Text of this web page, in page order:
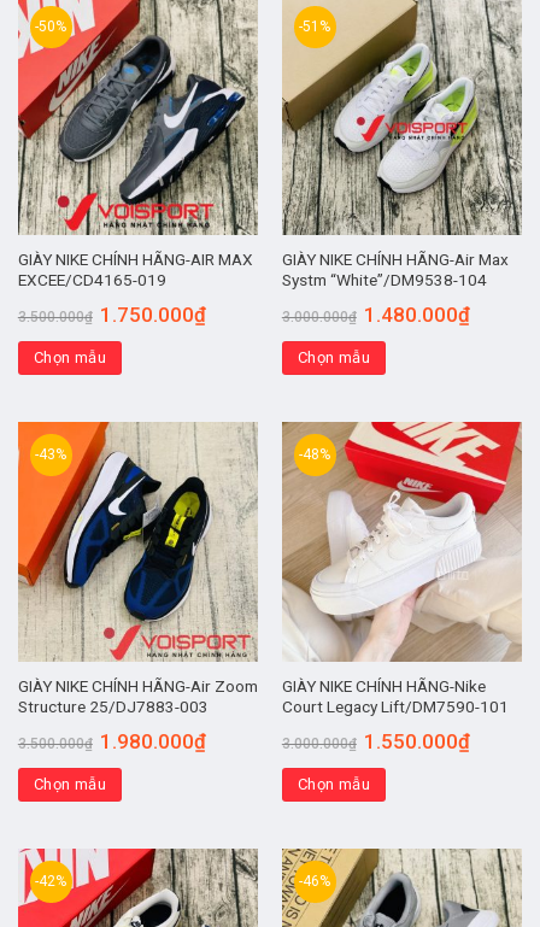
-50%
GIÀY NIKE CHÍNH HÃNG-AIR MAX
EXCEE/CD4165-019
3.500.000₫ 1.750.000₫
Chọn mẫu
-51%
GIÀY NIKE CHÍNH HÃNG-Air Max
Systm “White”/DM9538-104
3.000.000₫ 1.480.000₫
Chọn mẫu
-43%
GIÀY NIKE CHÍNH HÃNG-Air Zoom
Structure 25/DJ7883-003
3.500.000₫ 1.980.000₫
Chọn mẫu
-48%
GIÀY NIKE CHÍNH HÃNG-Nike
Court Legacy Lift/DM7590-101
3.000.000₫ 1.550.000₫
Chọn mẫu
-42% -46%